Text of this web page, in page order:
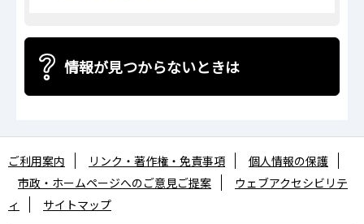
情報が見つからないときは
ご利用案内 リンク・著作権・免責事項
個人情報の保護
市政・ホームページへのご意見ご提案
ウェブアクセシビリテ
ィ
サイトマップ